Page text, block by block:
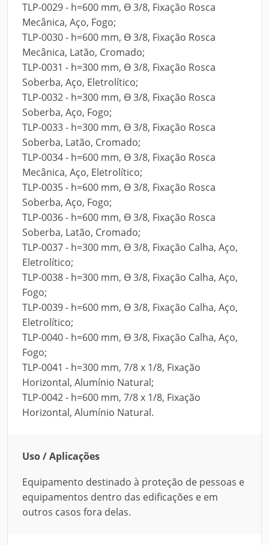
TLP-0029 - h=600 mm, Ө 3/8, Fixação Rosca
Mecânica, Aço, Fogo;
TLP-0030 - h=600 mm, Ө 3/8, Fixação Rosca
Mecânica, Latão, Cromado;
TLP-0031 - h=300 mm, Ө 3/8, Fixação Rosca
Soberba, Aço, Eletrolítico;
TLP-0032 - h=300 mm, Ө 3/8, Fixação Rosca
Soberba, Aço, Fogo;
TLP-0033 - h=300 mm, Ө 3/8, Fixação Rosca
Soberba, Latão, Cromado;
TLP-0034 - h=600 mm, Ө 3/8, Fixação Rosca
Mecânica, Aço, Eletrolítico;
TLP-0035 - h=600 mm, Ө 3/8, Fixação Rosca
Soberba, Aço, Fogo;
TLP-0036 - h=600 mm, Ө 3/8, Fixação Rosca
Soberba, Latão, Cromado;
TLP-0037 - h=300 mm, Ө 3/8, Fixação Calha, Aço,
Eletrolítico;
TLP-0038 - h=300 mm, Ө 3/8, Fixação Calha, Aço,
Fogo;
TLP-0039 - h=600 mm, Ө 3/8, Fixação Calha, Aço,
Eletrolítico;
TLP-0040 - h=600 mm, Ө 3/8, Fixação Calha, Aço,
Fogo;
TLP-0041 - h=300 mm, 7/8 x 1/8, Fixação
Horizontal, Alumínio Natural;
TLP-0042 - h=600 mm, 7/8 x 1/8, Fixação
Horizontal, Alumínio Natural.
Uso / Aplicações
Equipamento destinado à proteção de pessoas e
equipamentos dentro das edificações e em
outros casos fora delas.